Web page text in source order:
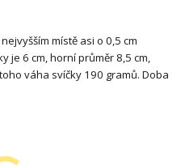
místě asi o 0,5 cm
je 6 cm, horní průměr 8,5 cm,
váha svíčky 190 gramů. Doba